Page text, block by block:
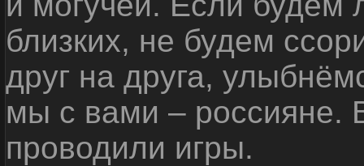
близких, не будем
друг на друга,
мы с вами – россияне.
проводили игры.